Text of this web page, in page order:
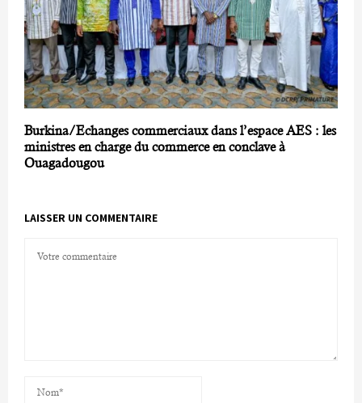
Burkina/Echanges commerciaux dans l’espace AES : les
ministres en charge du commerce en conclave à
Ouagadougou
LAISSER UN COMMENTAIRE